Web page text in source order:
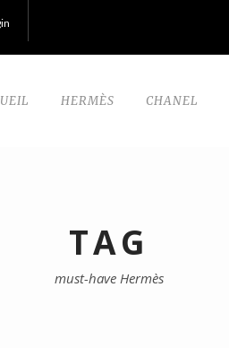
HERMÈS CHANEL
TAG
must-have Hermès